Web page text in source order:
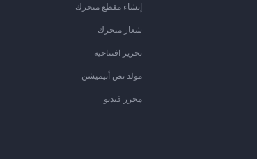
إنشاء مقطع متحرك
شعار متحرك
تحرير افتتاحية
مولد نص أنيميشن
محرر فيديو